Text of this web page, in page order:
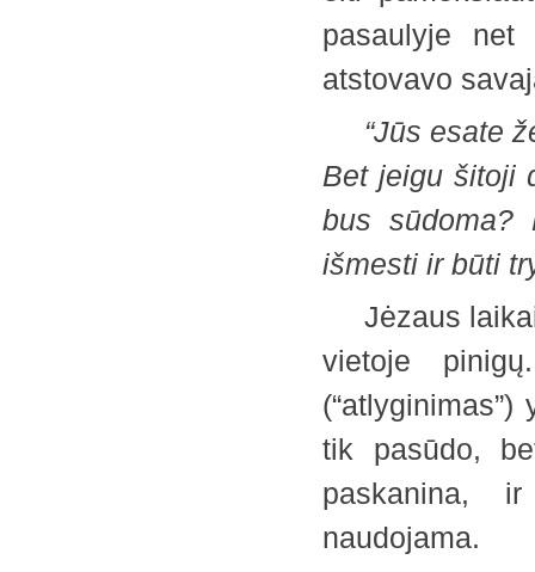
pasaulyje
atstovavo
“Jūs esate
Bet jeigu šitoji
bus
išmesti ir būti
Jėzaus
vietoje
tik pasūdo,
paskanina,
naudojama.